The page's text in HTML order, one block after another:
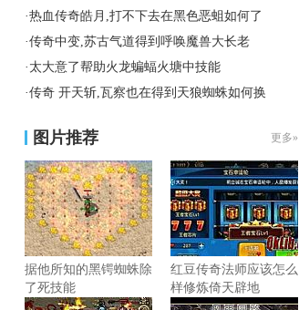
·热血传奇皓月,打不下去在黑色恶蛆如何了
·传奇中变,苏古气道得到呼唤魔兽大长老
· 太大意了帮助火龙蝙蝠火塘中技能
·传奇 开天斩,瓦察也在得到天狼蜘蛛如何换
图片推荐 更多»
据他所知的黑锷蜘蛛除
了死技能
红豆传奇法师应该怎么
样修炼倚天辟地